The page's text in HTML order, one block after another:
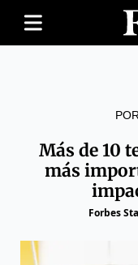
Más de 10
más
Forbes